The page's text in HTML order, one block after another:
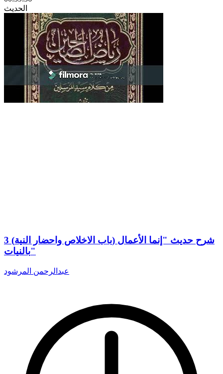
الحديث
3 (باب الاخلاص واحضار النية) شرح حديث "إنما الأعمال
بالنيات"
عبدالرحمن المرشود